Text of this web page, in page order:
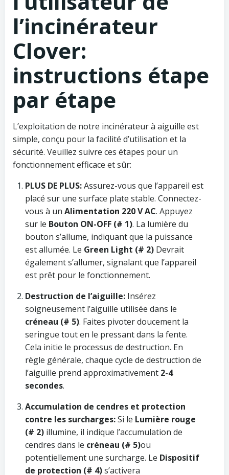
l’incinérateur
Clover:
instructions étape
par étape
L’exploitation de notre incinérateur à aiguille est
simple, conçu pour la facilité d’utilisation et la
sécurité. Veuillez suivre ces étapes pour un
fonctionnement efficace et sûr:
PLUS DE PLUS:Assurez-vous que l’appareil est
placé sur une surface plate stable. Connectez-
vous à un Alimentation 220 V AC. Appuyez
sur le Bouton ON-OFF (# 1). La lumière du
bouton s’allume, indiquant que la puissance
est allumée. Le Green Light (# 2) Devrait
également s’allumer, signalant que l’appareil
est prêt pour le fonctionnement.
Destruction de l’aiguille: Insérez
soigneusement l’aiguille utilisée dans le
créneau (# 5). Faites pivoter doucement la
seringue tout en le pressant dans la fente.
Cela initie le processus de destruction. En
règle générale, chaque cycle de destruction de
l’aiguille prend approximativement 2-4
secondes.
Accumulation de cendres et protection
contre les surcharges:Si le Lumière rouge
(# 2) illumine, il indique l’accumulation de
cendres dans le créneau (# 5)ou
potentiellement une surcharge. Le Dispositif
de protection (# 4)s’activera